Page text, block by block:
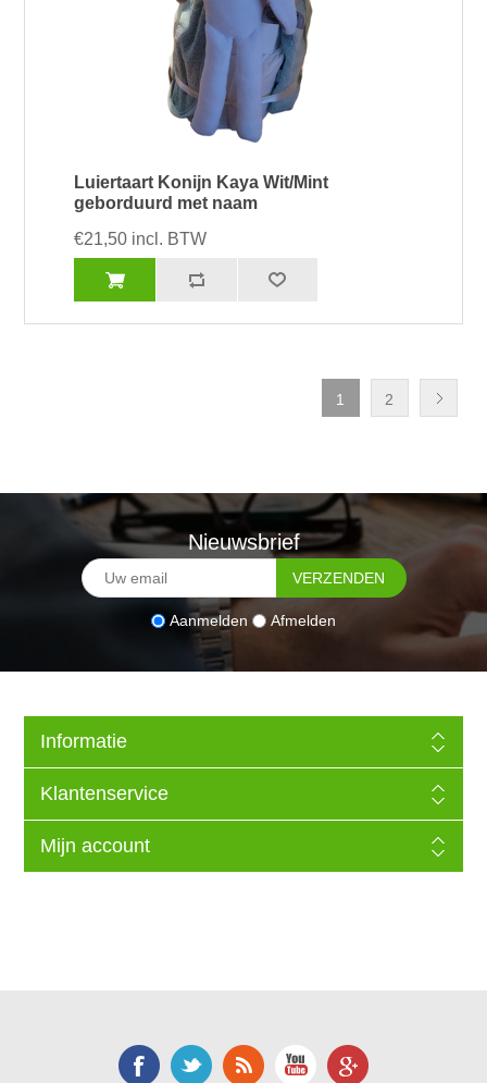
Luiertaart Konijn Kaya Wit/Mint
geborduurd met naam
€21,50 incl. BTW
1 2
Nieuwsbrief
Aanmelden Afmelden
Informatie
Klantenservice
Mijn account